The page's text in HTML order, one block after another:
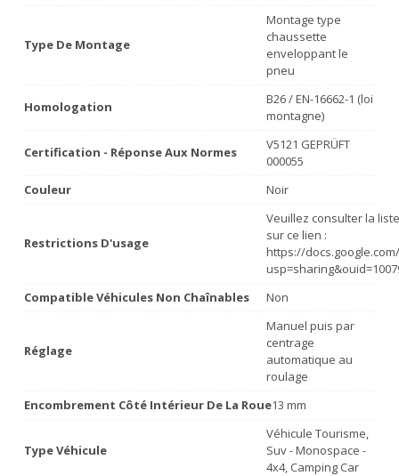
Type De Montage
Montage type
chaussette
enveloppant le
pneu
Homologation
B26 / EN-16662-1 (loi
montagne)
Certification - Réponse Aux Normes
V5121 GEPRÜFT
000055
Couleur
Noir
Restrictions D'usage
Veuillez consulter la
sur ce lien :
https://
Compatible Véhicules Non Chaînables
Non
Réglage
Manuel puis par
centrage
automatique au
roulage
Encombrement Côté Intérieur De La Roue13 mm
Type Véhicule
Véhicule Tourisme,
Suv - Monospace -
4x4, Camping Car